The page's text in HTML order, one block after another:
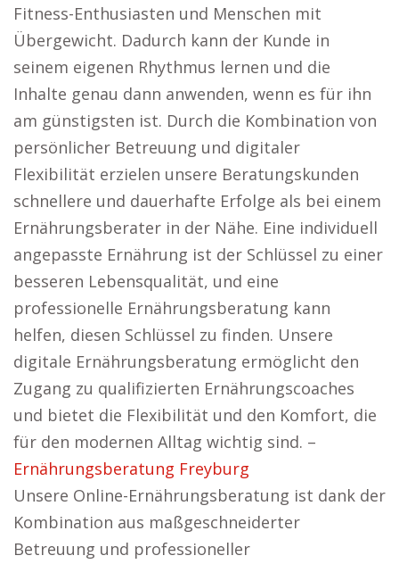
Fitness-Enthusiasten und Menschen mit
Übergewicht. Dadurch kann der Kunde in
seinem eigenen Rhythmus lernen und die
Inhalte genau dann anwenden, wenn es für ihn
am günstigsten ist. Durch die Kombination von
persönlicher Betreuung und digitaler
Flexibilität erzielen unsere Beratungskunden
schnellere und dauerhafte Erfolge als bei einem
Ernährungsberater in der Nähe. Eine individuell
angepasste Ernährung ist der Schlüssel zu einer
besseren Lebensqualität, und eine
professionelle Ernährungsberatung kann
helfen, diesen Schlüssel zu finden. Unsere
digitale Ernährungsberatung ermöglicht den
Zugang zu qualifizierten Ernährungscoaches
und bietet die Flexibilität und den Komfort, die
für den modernen Alltag wichtig sind. –
Ernährungsberatung Freyburg
Unsere Online-Ernährungsberatung ist dank der
Kombination aus maßgeschneiderter
Betreuung und professioneller